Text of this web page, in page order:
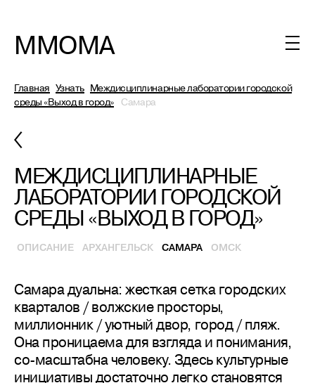
ММОМА
Главная Узнать Междисциплинарные лаборатории городской
среды «Выход в город» Самара
МЕЖДИСЦИПЛИНАРНЫЕ
ЛАБОРАТОРИИ ГОРОДСКОЙ
СРЕДЫ «ВЫХОД В ГОРОД»
ОПИСАНИЕ АРХАНГЕЛЬСК САМАРА ОМСК
Самара дуальна: жесткая сетка городских
кварталов / волжские просторы,
миллионник / уютный двор, город / пляж.
Она проницаема для взгляда и понимания,
со-масштабна человеку. Здесь культурные
инициативы достаточно легко становятся